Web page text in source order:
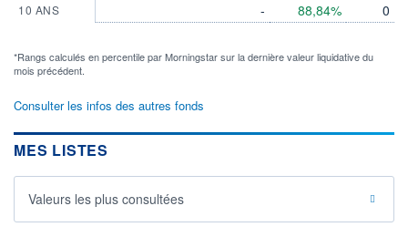
10 ANS
-
88,84%
0
*Rangs calculés en percentile par Morningstar sur la dernière valeur liquidative du
mois précédent.
Consulter les infos des autres fonds
MES LISTES
Valeurs les plus consultées